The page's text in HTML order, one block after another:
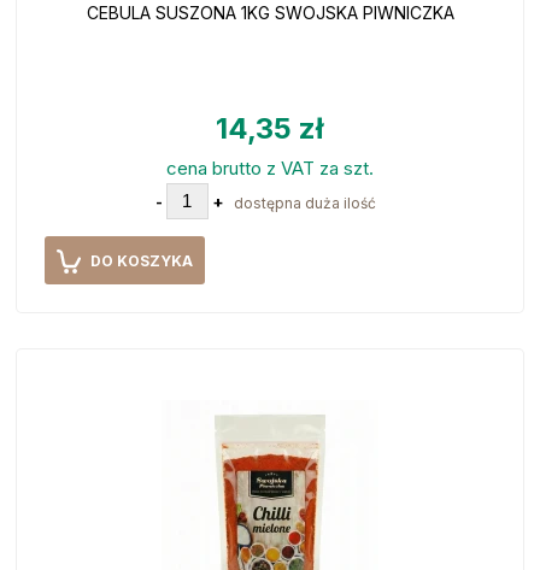
CEBULA SUSZONA 1KG SWOJSKA PIWNICZKA
14,35 zł
cena brutto z VAT za szt.
- + dostępna duża ilość
DO KOSZYKA